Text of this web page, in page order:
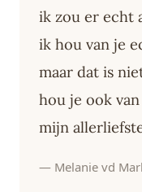
ik zou er echt
ik hou van je
maar dat is
hou je ook
mijn
— Melanie vd